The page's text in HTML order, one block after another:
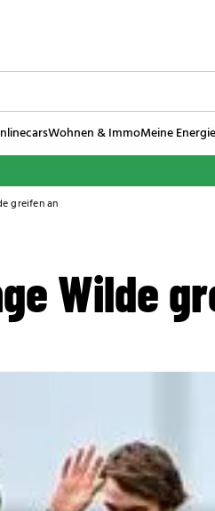
Wohnen & ImmoMeine Energie
greifen an
Wilde